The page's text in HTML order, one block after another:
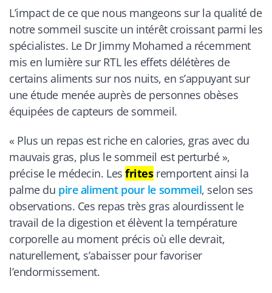
L’impact de ce que nous mangeons sur la qualité de
notre sommeil suscite un intérêt croissant parmi les
spécialistes. Le Dr Jimmy Mohamed a récemment
mis en lumière sur RTL les effets délétères de
certains aliments sur nos nuits, en s’appuyant sur
une étude menée auprès de personnes obèses
équipées de capteurs de sommeil.
« Plus un repas est riche en calories, gras avec du
mauvais gras, plus le sommeil est perturbé »,
précise le médecin. Lesfritesremportent ainsi la
palme du pire aliment pour le sommeil, selon ses
observations. Ces repas très gras alourdissent le
travail de la digestion et élèvent la température
corporelle au moment précis où elle devrait,
naturellement, s’abaisser pour favoriser
l’endormissement.